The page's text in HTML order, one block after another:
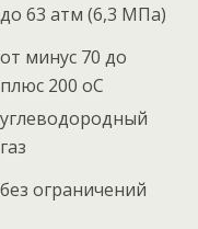
до 63 атм (6,3 МПа)
от минус 70 до
плюс 200 оС
углеводородный
газ
без ограничений